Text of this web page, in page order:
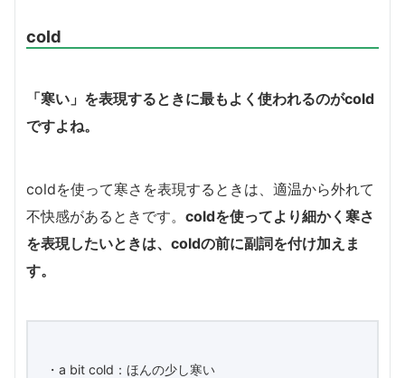
cold
「寒い」を表現するときに最もよく使われるのがcold
ですよね。
coldを使って寒さを表現するときは、適温から外れて
不快感があるときです。 coldを使ってより細かく寒さ
を表現したいときは、coldの前に副詞を付け加えま
す。
・a bit cold：ほんの少し寒い